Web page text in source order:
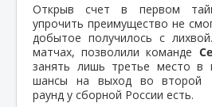
Открыв счет в первом
упрочить преимущество не
добытое получилось с
матчах, позволили команде
занять лишь третье место в
шансы на выход во второй
раунд у сборной России есть.